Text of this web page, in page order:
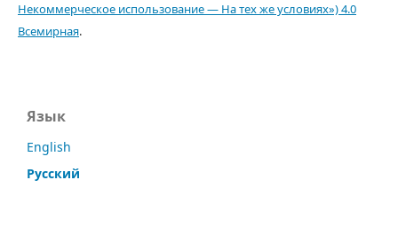
Некоммерческое использование — На тех же условиях») 4.0
Всемирная.
Язык
English
Русский